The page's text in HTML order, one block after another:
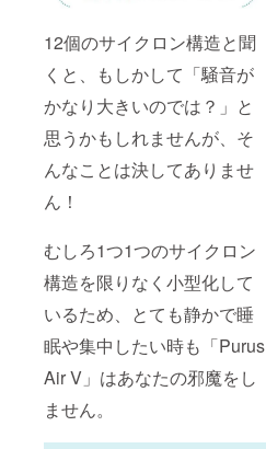
12個のサイクロン構造と聞
くと、もしかして「騒音が
かなり大きいのでは？」と
思うかもしれませんが、そ
んなことは決してありませ
ん！
むしろ1つ1つのサイクロン
構造を限りなく小型化して
いるため、とても静かで睡
眠や集中したい時も「Purus
Air V」はあなたの邪魔をし
ません。